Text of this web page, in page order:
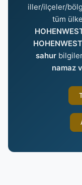
iller/ilçeler/
tüm
sahur
namaz